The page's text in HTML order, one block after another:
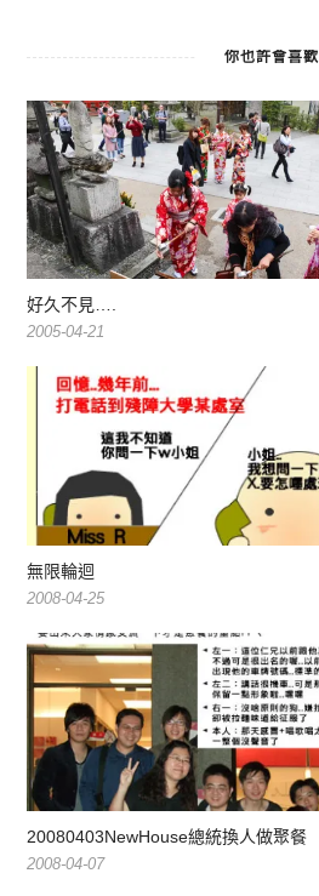
你也許會喜歡
好久不見….
2005-04-21
無限輪迴
2008-04-25
20080403NewHouse總統換人做聚餐
2008-04-07